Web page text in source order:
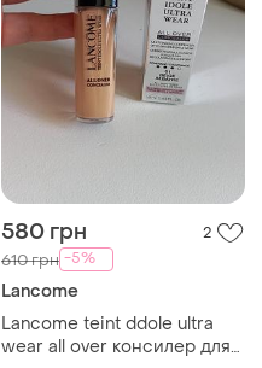
580 грн 2
610 грн -5%
Lancome
Lancome teint ddole ultra
wear all over консилер для